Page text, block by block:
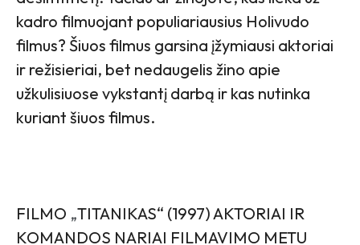
kadro filmuojant populiariausius Holivudo
filmus? Šiuos filmus garsina įžymiausi aktoriai
ir režisieriai, bet nedaugelis žino apie
užkulisiuose vykstantį darbą ir kas nutinka
kuriant šiuos filmus.
FILMO „TITANIKAS“ (1997) AKTORIAI IR
KOMANDOS NARIAI FILMAVIMO METU